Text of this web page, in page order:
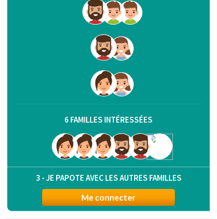
6 FAMILLES INTÉRESSÉES
3 - JE PAPOTE AVEC LES AUTRES FAMILLES
Me connecter